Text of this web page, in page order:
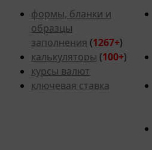
формы, бланки и
образцы
заполнения (1267+)
калькуляторы (100+)
курсы валют
ключевая ставка